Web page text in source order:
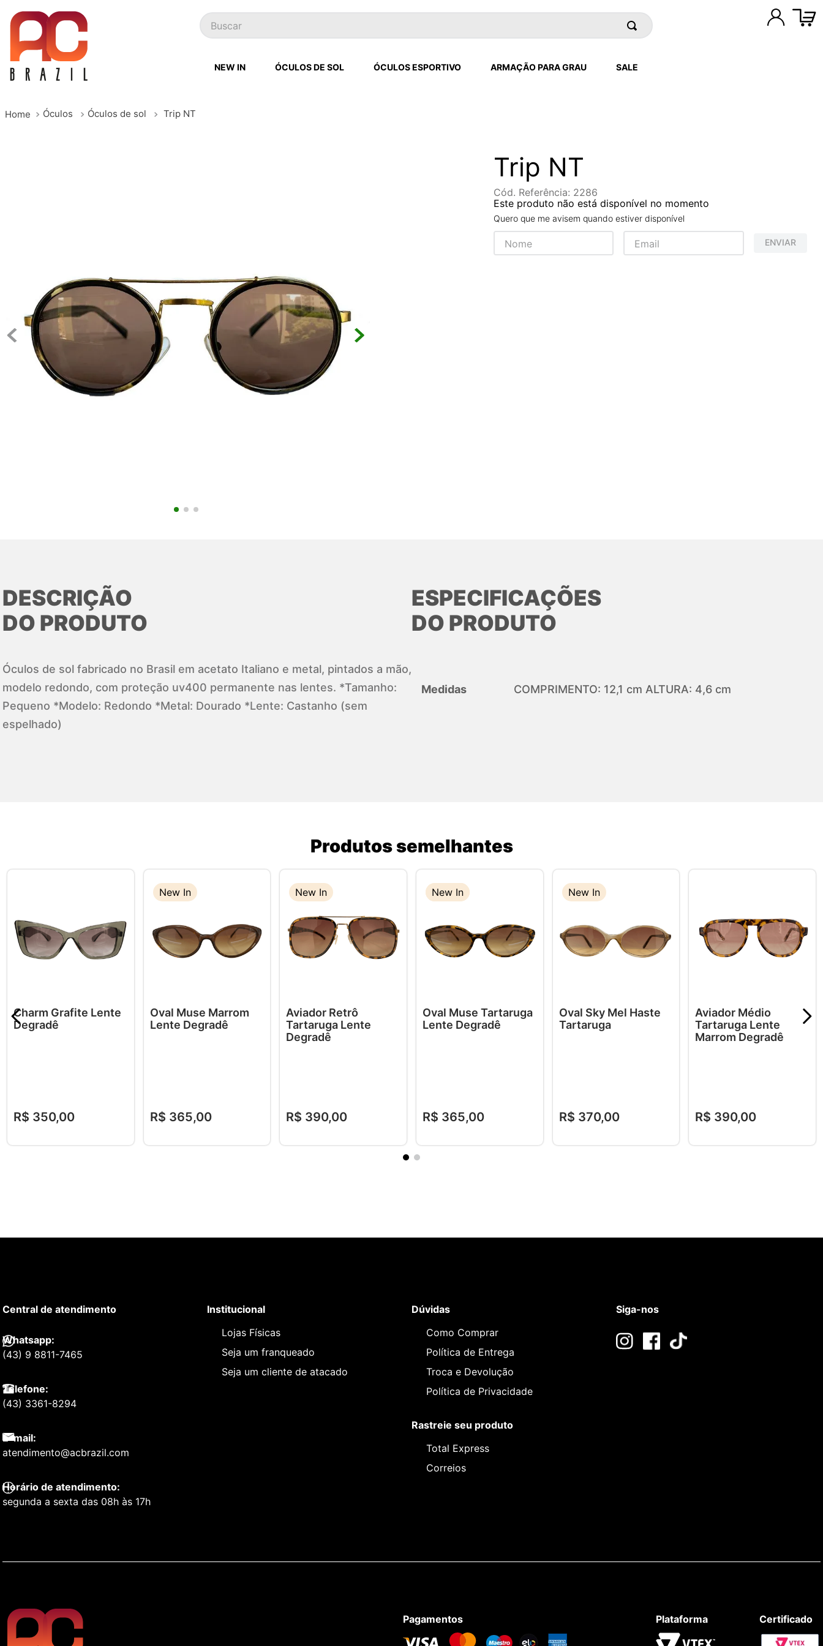
Buscar
NEW IN ÓCULOS DE SOL ÓCULOS ESPORTIVO ARMAÇÃO PARA GRAU SALE
Óculos Óculos de sol Trip NT
Trip NT
Cód. Referência: 2286
Este produto não está disponível no momento
Quero que me avisem quando estiver disponível
ENVIAR
DESCRIÇÃO
DO PRODUTO
Óculos de sol fabricado no Brasil em acetato Italiano e metal, pintados a mão,
modelo redondo, com proteção uv400 permanente nas lentes. *Tamanho:
Pequeno *Modelo: Redondo *Metal: Dourado *Lente: Castanho (sem
espelhado)
ESPECIFICAÇÕES
DO PRODUTO
Medidas COMPRIMENTO: 12,1 cm ALTURA: 4,6 cm
Produtos semelhantes
Charm Grafite Lente
Degradê
R$ 350,00
New In
Oval Muse Marrom
Lente Degradê
R$ 365,00
New In
Aviador Retrô
Tartaruga Lente
Degradê
R$ 390,00
New In
New In
Oval Muse Tartaruga
Lente Degradê
R$ 365,00
New In
Oval Sky Mel Haste
Tartaruga
R$ 370,00
Aviador Médio
Tartaruga Lente
Marrom Degradê
R$ 390,00
Central de atendimento
Whatsapp:
(43) 9 8811-7465
Telefone:
(43) 3361-8294
E-mail:
atendimento@acbrazil.com
Horário de atendimento:
segunda a sexta das 08h às 17h
Institucional
Lojas Físicas
Seja um franqueado
Seja um cliente de atacado
Dúvidas
Como Comprar
Política de Entrega
Troca e Devolução
Política de Privacidade
Rastreie seu produto
Total Express
Correios
Siga-nos
Pagamentos Plataforma Certificado